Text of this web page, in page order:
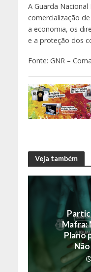
A Guarda
comercialização
a economia, os
e a proteção dos
Fonte: GNR –
Veja também
Mafra:
Plano